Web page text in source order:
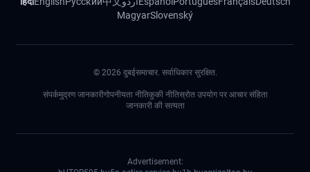
MagyarSlovenský
© 2026 दुबईसमाचार. सर्वाधिकार सुरक्षित.
संपर्कमुद्रण जानकारीगोपनीयता नीतिकुकी नीतिस्रोत उपयोग पर आचार संहिता
जानकारी की सत्यता
Advertisement: